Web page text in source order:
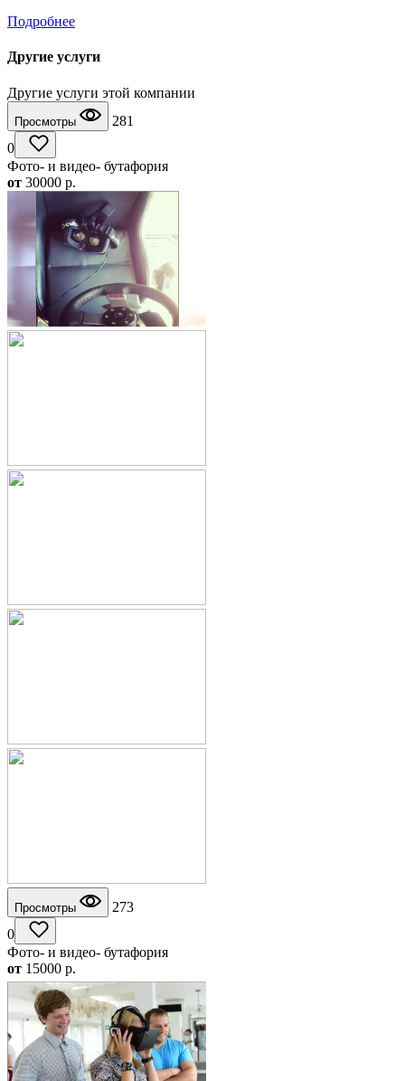
Подробнее
Другие услуги
Другие услуги этой компании
Просмотры
281
0
Фото- и видео- бутафория
от 30000 p.
Просмотры
273
0
Фото- и видео- бутафория
от 15000 p.